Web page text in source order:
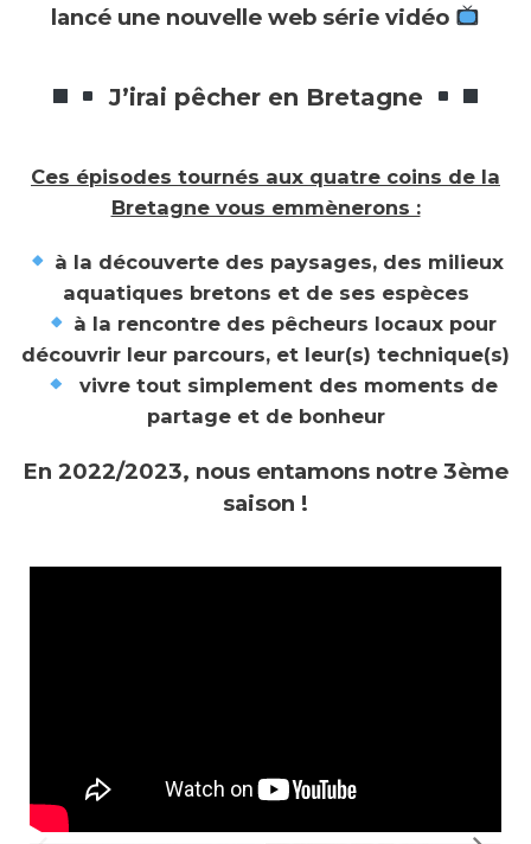
lancé une nouvelle web série vidéo
J’irai pêcher en Bretagne
Ces épisodes tournés aux quatre coins de la
Bretagne vous emmènerons :
à la découverte des paysages, des milieux
aquatiques bretons et de ses espèces
à la rencontre des pêcheurs locaux pour
découvrir leur parcours, et leur(s) technique(s)
vivre tout simplement des moments de
partage et de bonheur
En 2022/2023, nous entamons notre 3ème
saison !